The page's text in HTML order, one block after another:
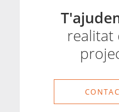
realitat